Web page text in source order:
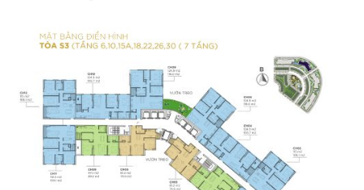
Dự án căn hộ Ricca tọa lạc ngay góc giao đường D7 và
đường Gò Cát, phường Phú Hữu, Quận 9, cách Vòng
xoay Phú Hữu khoảng 1.5km. Trong đó, đường D7 có lộ
giới 30m, trong tương lai sẽ kết nối trực tiếp với Khu đô
thị Cát Lái Quận 2, thông tuyến trực tiếp với đường Võ
Chí Công (Vành đai 2), cùng lợi thế tiếp cận nhanh chóng
đến nhiều tuyến đường huyết mạch của khu Đông
TP.HCM như đại lộ Mai Chí Thọ, cầu Sài Gòn, Vành đai 3,